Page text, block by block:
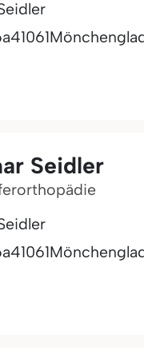
41061
Seidler
41061